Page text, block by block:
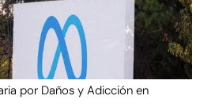
por Daños y Adicción en